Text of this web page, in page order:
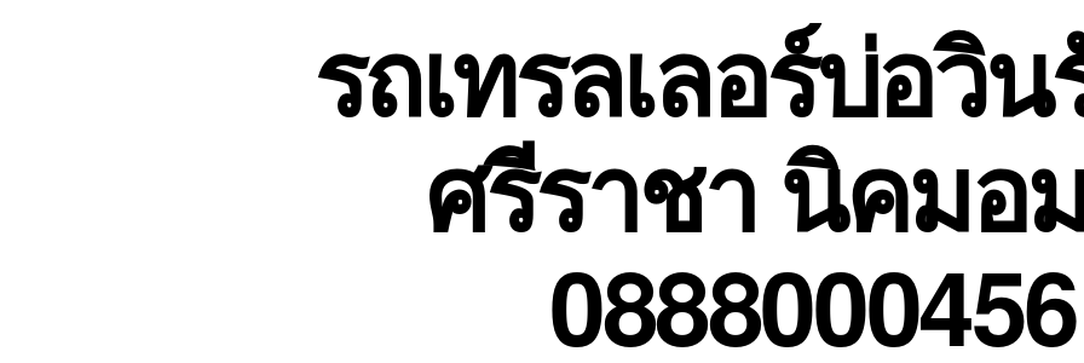
รถเทรลเลอร์บ่อวิ
ศรีราชา นิคมอ
0888000456